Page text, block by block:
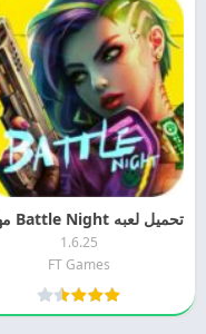
1.6.25
FT Games